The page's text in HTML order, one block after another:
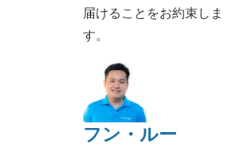
届けることをお約束しま
す。
フン・ルー